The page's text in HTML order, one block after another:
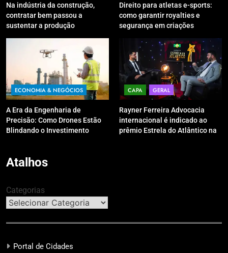
Na indústria da construção,
contratar bem passou a
sustentar a produção
Direito para atletas e-sports:
como garantir royalties e
segurança em criações
ECONOMIA & NEGÓCIOS
A Era da Engenharia de
Precisão: Como Drones Estão
Blindando o Investimento
CAPA GERAL
Rayner Ferreira Advocacia
internacional é indicado ao
prêmio Estrela do Atlântico na
Atalhos
Categorias
Portal de Cidades